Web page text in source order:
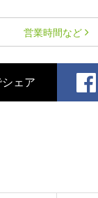
営業時間など
ェア